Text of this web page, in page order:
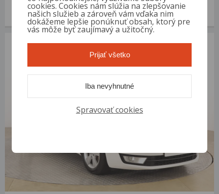
2010 | 145 683 km | Benzín | 1.4 16V | VIN: TMBDX21Z5AC012148
3 200 € od 13 €/mes.
cookies. Cookies nám slúžia na zlepšovanie
našich služieb a zároveň vám vďaka nim
dokážeme lepšie ponúknuť obsah, ktorý pre
vás môže byť zaujímavý a užitočný.
Spravovať cookies
Iba nevyhnutné
Prijať všetko